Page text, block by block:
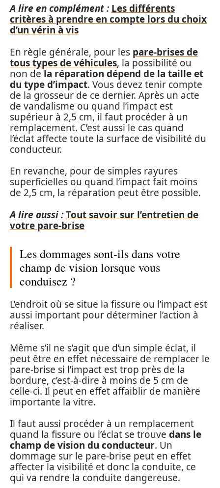
A lire en complément : Les différents
critères à prendre en compte lors du choix
d’un vérin à vis
En règle générale, pour les pare-brises de
tous types de véhicules, la possibilité ou
non de la réparation dépend de la taille et
du type d’impact. Vous devez tenir compte
de la grosseur de ce dernier. Après un acte
de vandalisme ou quand l’impact est
supérieur à 2,5 cm, il faut procéder à un
remplacement. C’est aussi le cas quand
l’éclat affecte toute la surface de visibilité du
conducteur.
En revanche, pour de simples rayures
superficielles ou quand l’impact fait moins
de 2,5 cm, la réparation peut être possible.
A lire aussi :Tout savoir sur l’entretien de
votre pare-brise
Les dommages sont-ils dans votre
champ de vision lorsque vous
conduisez ?
L’endroit où se situe la fissure ou l’impact est
aussi important pour déterminer l’action à
réaliser.
Même s’il ne s’agit que d’un simple éclat, il
peut être en effet nécessaire de remplacer le
pare-brise si l’impact est trop près de la
bordure, c’est-à-dire à moins de 5 cm de
celle-ci. Il peut en effet affaiblir de manière
importante la vitre.
Il faut aussi procéder à un remplacement
quand la fissure ou l’éclat se trouve dans le
champ de vision du conducteur. Un
dommage sur le pare-brise peut en effet
affecter la visibilité et donc la conduite, ce
qui va rendre la conduite dangereuse.